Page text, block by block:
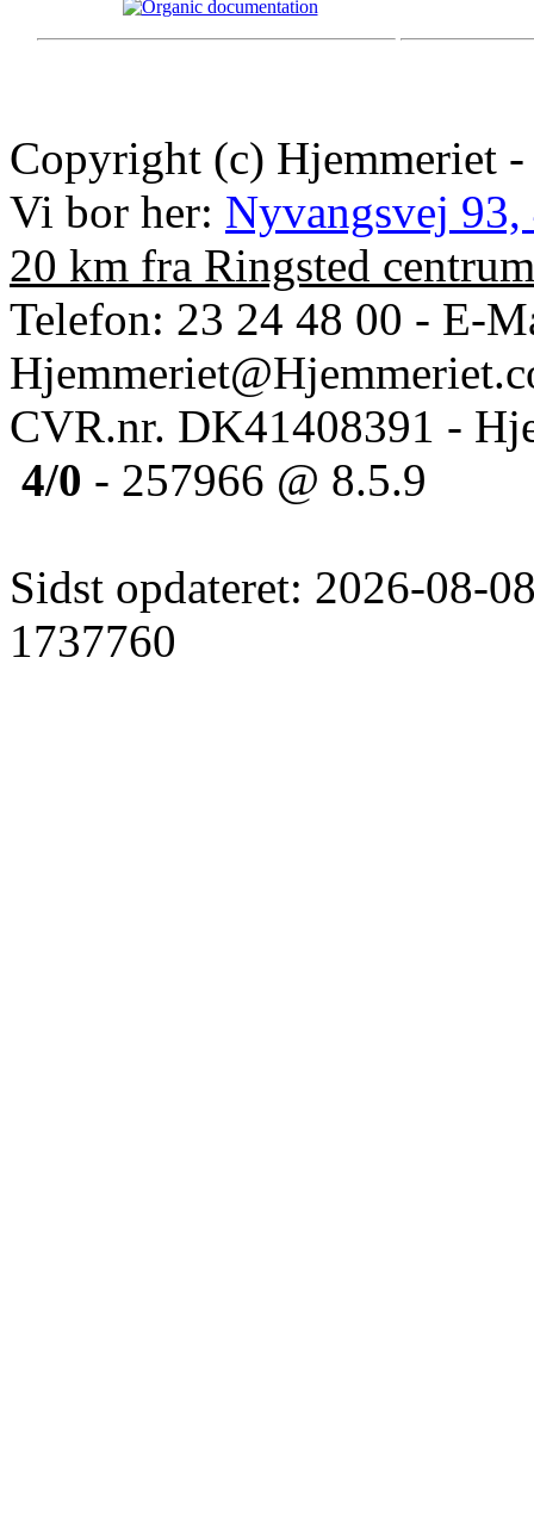
Copyright (c) Hjemmeriet
Vi bor her: Nyvangsvej
20 km fra Ringsted centrum
Telefon: 23 24 48 00 - E-
CVR.nr. DK41408391 -
4/0 - 257966 @ 8.5.9
Sidst opdateret: 2026-08-
1737760